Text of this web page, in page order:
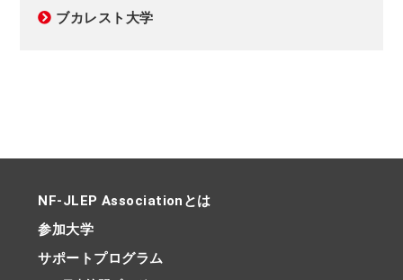
ブカレスト大学
NF-JLEP Associationとは
参加大学
サポートプログラム